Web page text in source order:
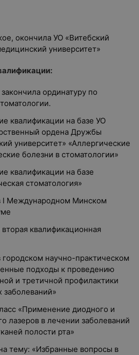
окончила УО «Витебский
университет»
ординатуру по
квалификации на базе УО
ордена Дружбы
университет» «Аллергические
болезни в стоматологии»
квалификации на базе
стоматология»
I Международном Минском
квалификационная
городском научно-практическом
подходы к проведению
и третичной профилактики
заболеваний»
«Применение диодного и
лазеров в лечении заболеваний
полости рта»
тему: «Избранные вопросы в